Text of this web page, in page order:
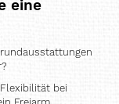
eine
bei